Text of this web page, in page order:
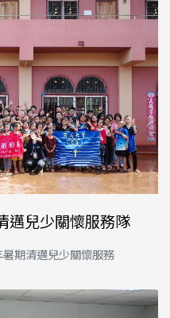
邁兒少關懷服務隊
期清邁兒少關懷服務